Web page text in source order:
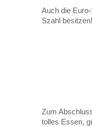
Auch die
Szahl
Zum
tolles Essen,